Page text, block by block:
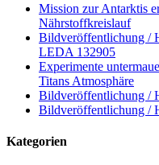
Mission zur Antarktis
Nährstoffkreislauf
Bildveröffentlichung /
LEDA 132905
Experimente
Titans Atmosphäre
Bildveröffentlichung /
Bildveröffentlichung /
Kategorien